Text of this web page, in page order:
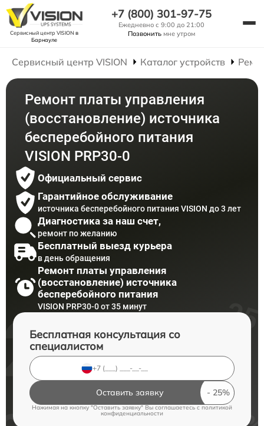
Сервисный центр VISION в
Барнауле
+7 (800) 301-97-75
Ежедневно с 9:00 до 21:00
Позвонить мне утром
Сервисный центр VISION Каталог устройств
Ремонт платы управления
(восстановление) источника
бесперебойного питания
VISION PRP30-0
Официальный сервис
Гарантийное обслуживание
источника бесперебойного питания VISION до 3 лет
Диагностика за наш счет,
ремонт по желанию
Бесплатный выезд курьера
в день обращения
Ремонт платы управления
(восстановление) источника
бесперебойного питания
VISION PRP30-0 от 35 минут
Бесплатная консультация со
специалистом
Оставить заявку
Нажимая на кнопку "Оставить заявку" Вы соглашаетесь cполитикой
конфиденциальности